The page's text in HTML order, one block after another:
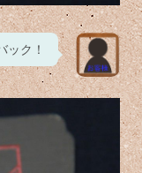
ック！